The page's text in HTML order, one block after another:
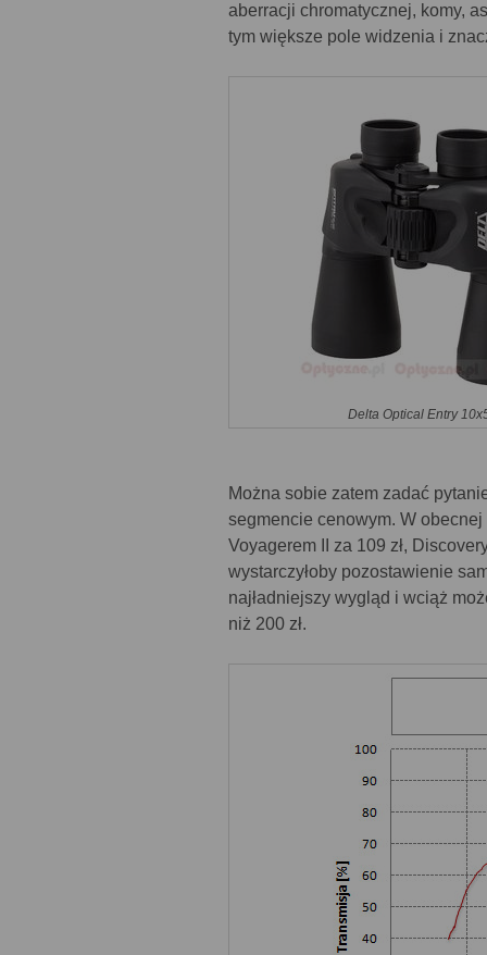
aberracji chromatycznej, komy,
tym większe pole widzenia i
Delta Optical Entry
Można sobie zatem zadać
segmencie cenowym. W
Voyagerem II za 109 zł,
wystarczyłoby pozostawienie
najładniejszy wygląd i wciąż
niż 200 zł.